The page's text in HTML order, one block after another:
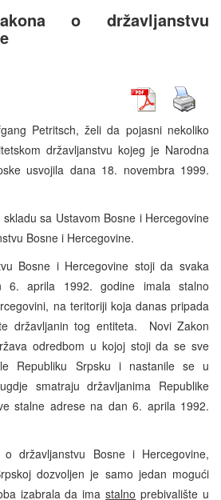
o državljanstvu
Petritsch, želi da pojasni nekoliko
državljanstvu kojeg je Narodna
usvojila dana 18. novembra 1999.
sa Ustavom Bosne i Hercegovine
Bosne i Hercegovine.
Bosne i Hercegovine stoji da svaka
aprila 1992. godine imala stalno
na teritoriji koja danas pripada
državljanin tog entiteta. Novi Zakon
odredbom u kojoj stoji da se sve
Republiku Srpsku i nastanile se u
smatraju državljanima Republike
stalne adrese na dan 6. aprila 1992.
državljanstvu Bosne i Hercegovine,
dozvoljen je samo jedan mogući
izabrala da imastalno prebivalište u